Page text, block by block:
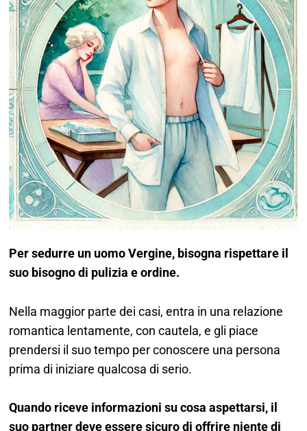
Per sedurre un uomo Vergine, bisogna rispettare il
suo bisogno di pulizia e ordine.
Nella maggior parte dei casi, entra in una relazione
romantica lentamente, con cautela, e gli piace
prendersi il suo tempo per conoscere una persona
prima di iniziare qualcosa di serio.
Quando riceve informazioni su cosa aspettarsi, il
suo partner deve essere sicuro di offrire niente di